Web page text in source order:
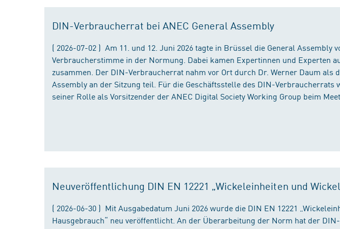
DIN-Verbraucherrat bei ANEC General Assembly
( 2026-07-02 ) Am 11. und 12. Juni 2026 tagte in Brüssel die General Assembly
Verbraucherstimme in der Normung. Dabei kamen Expertinnen und Experten
zusammen. Der DIN-Verbraucherrat nahm vor Ort durch Dr. Werner Daum als
Assembly an der Sitzung teil. Für die Geschäftsstelle des DIN-Verbraucherrats
seiner Rolle als Vorsitzender der ANEC Digital Society Working Group beim
Neuveröffentlichung DIN EN 12221 „Wickeleinheiten und
( 2026-06-30 ) Mit Ausgabedatum Juni 2026 wurde die DIN EN 12221
Hausgebrauch“ neu veröffentlicht. An der Überarbeitung der Norm hat der